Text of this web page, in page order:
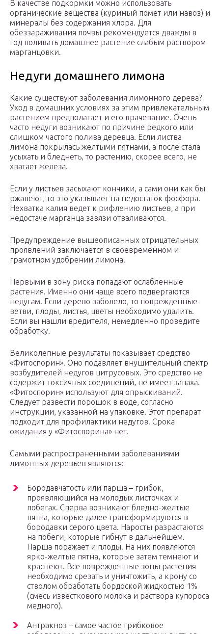
В качестве подкормки можно использовать
органические вещества (куриный помет или навоз) и
минералы без содержания хлора. Для
обеззараживания почвы рекомендуется дважды в
год поливать домашнее растение слабым раствором
марганцовки.
Недуги домашнего лимона
Какие существуют заболевания лимонного дерева?
Уход в домашних условиях за этим привлекательным
растением предполагает и его врачевание. Очень
часто недуги возникают по причине редкого или
слишком частого полива деревца. Если листва
лимона покрылась желтыми пятнами, а после стала
усыхать и бледнеть, то растению, скорее всего, не
хватает железа.
Если у листьев засыхают кончики, а сами они как бы
ржавеют, то это указывает на недостаток фосфора.
Нехватка калия ведет к рифлению листьев, а при
недостаче марганца завязи отваливаются.
Предупреждение вышеописанных отрицательных
проявлений заключается в своевременном и
грамотном удобрении лимона.
Первыми в зону риска попадают ослабленные
растения. Именно они чаще всего подвергаются
недугам. Если дерево заболело, то поврежденные
ветви, плоды, листья, цветы необходимо удалить.
Если вы нашли вредителя, немедленно проведите
обработку.
Великолепные результаты показывает средство
«Фитоспорин». Оно подавляет внушительный спектр
возбудителей недугов цитрусовых. Это средство не
содержит токсичных соединений, не имеет запаха.
«Фитоспорин» используют для опрыскиваний.
Следует развести порошок в воде, согласно
инструкции, указанной на упаковке. Этот препарат
подходит для профилактики недугов. Срока
ожидания у «Фитоспорина» нет.
Самыми распространенными заболеваниями
лимонных деревьев являются:
Бородавчатость или парша – грибок,
проявляющийся на молодых листочках и
побегах. Сперва возникают бледно-желтые
пятна, которые далее трансформируются в
бородавки серого цвета. Наросты разрастаются
на побеги, которые гибнут в дальнейшем.
Парша поражает и плоды. На них появляются
ярко-желтые пятна, которые затем темнеют и
краснеют. Все поврежденные зоны растения
необходимо срезать и уничтожить, а крону со
стволом обработать бордоской жидкостью 1%
(смесь известкового молока и раствора купороса
медного).
Антракноз – самое частое грибковое